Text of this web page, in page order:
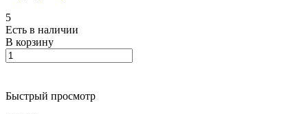
5
Есть в наличии
В корзину
Быстрый просмотр